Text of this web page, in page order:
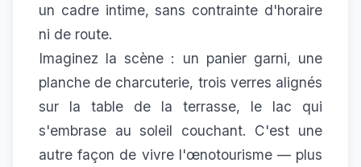
un cadre intime, sans contrainte d'horaire
ni de route.
Imaginez la scène : un panier garni, une
planche de charcuterie, trois verres alignés
sur la table de la terrasse, le lac qui
s'embrase au soleil couchant. C'est une
autre façon de vivre l'œnotourisme — plus